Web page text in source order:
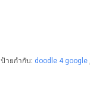
ป้ายกำกับ: doodle 4 google ,